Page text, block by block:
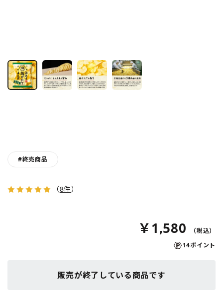
#終売商品
（8件）
￥1,580
14ポイント
販売が終了している商品です